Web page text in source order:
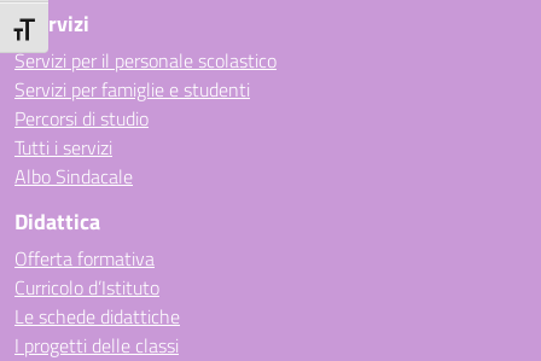
Attiva/disattiva dimensione testo
I Servizi
Servizi per il personale scolastico
Servizi per famiglie e studenti
Percorsi di studio
Tutti i servizi
Albo Sindacale
Didattica
Offerta formativa
Curricolo d’Istituto
Le schede didattiche
I progetti delle classi